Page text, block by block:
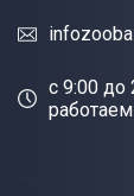
c 9:00 до